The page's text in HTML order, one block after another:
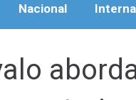
Nacional